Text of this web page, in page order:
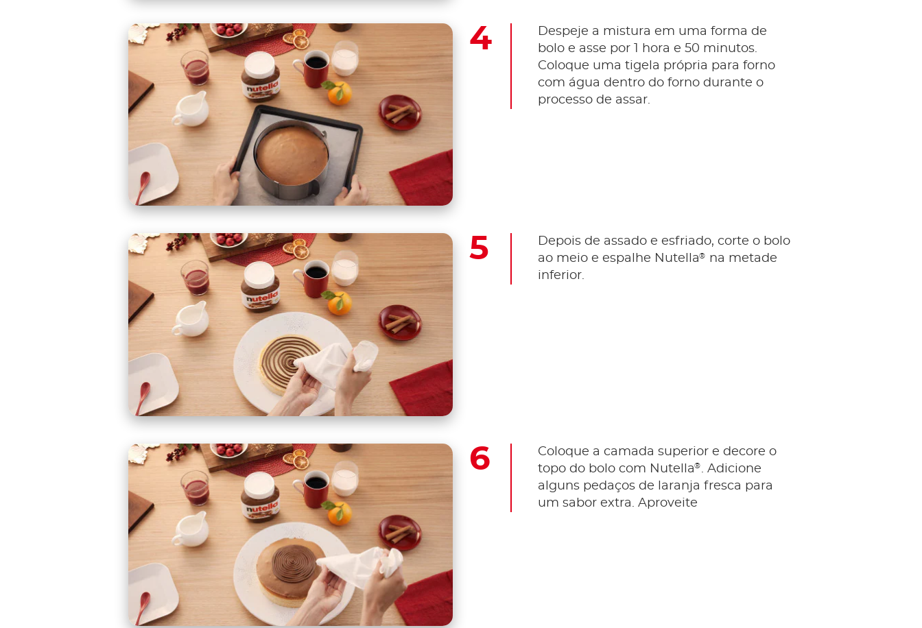
Despeje a mistura em uma forma de
bolo e asse por 1 hora e 50 minutos.
Coloque uma tigela própria para forno
com água dentro do forno durante o
processo de assar.
Depois de assado e esfriado, corte o bolo
ao meio e espalhe Nutella®
na metade
inferior.
Coloque a camada superior e decore o
topo do bolo com Nutella®
. Adicione
alguns pedaços de laranja fresca para
um sabor extra. Aproveite